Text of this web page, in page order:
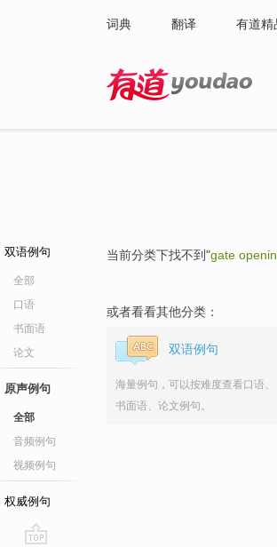
词典 翻译 有道精
双语例句
全部
口语
书面语
论文
原声例句
全部
音频例句
视频例句
权威例句
当前分类下找不到"gate
或者看看其他分类：
双语例句
海量例句，可以按难度查看口语、
书面语、论文例句。